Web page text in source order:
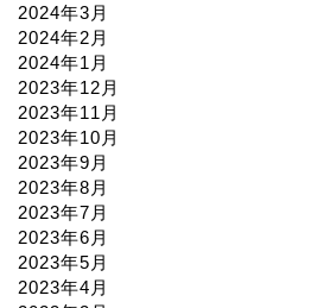
2024年3月
2024年2月
2024年1月
2023年12月
2023年11月
2023年10月
2023年9月
2023年8月
2023年7月
2023年6月
2023年5月
2023年4月